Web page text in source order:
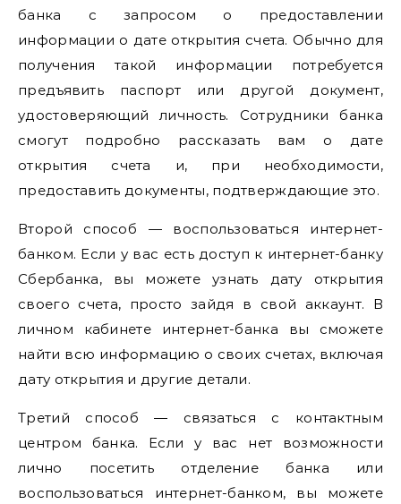
банка с запросом о предоставлении
информации о дате открытия счета. Обычно для
получения такой информации потребуется
предъявить паспорт или другой документ,
удостоверяющий личность. Сотрудники банка
смогут подробно рассказать вам о дате
открытия счета и, при необходимости,
предоставить документы, подтверждающие это.
Второй способ — воспользоваться интернет-
банком. Если у вас есть доступ к интернет-банку
Сбербанка, вы можете узнать дату открытия
своего счета, просто зайдя в свой аккаунт. В
личном кабинете интернет-банка вы сможете
найти всю информацию о своих счетах, включая
дату открытия и другие детали.
Третий способ — связаться с контактным
центром банка. Если у вас нет возможности
лично посетить отделение банка или
воспользоваться интернет-банком, вы можете